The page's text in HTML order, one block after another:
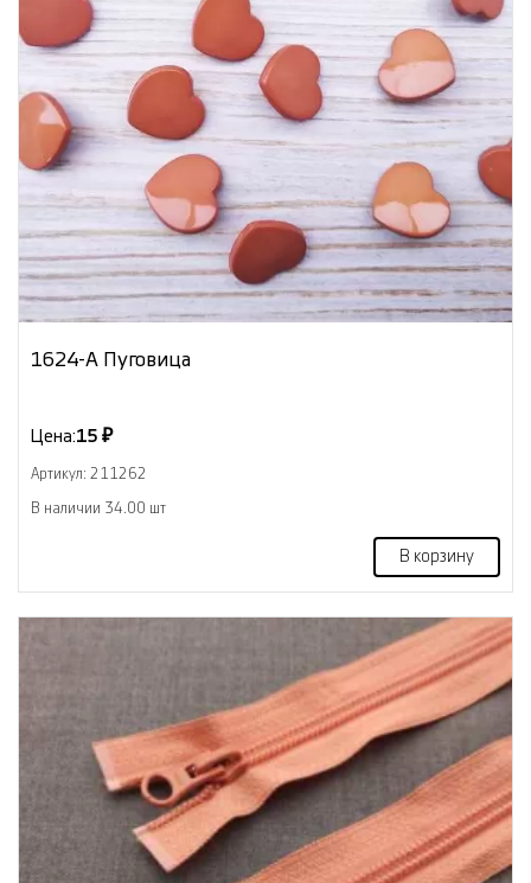
1624-А Пуговица
Цена:15 ₽
Артикул: 211262
В наличии 34.00 шт
В корзину